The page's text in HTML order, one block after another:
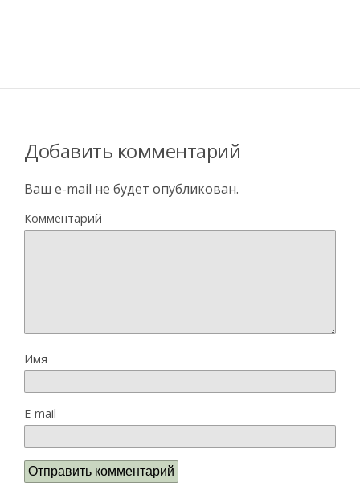
Добавить комментарий
Ваш e-mail не будет опубликован.
Комментарий
Имя
E-mail